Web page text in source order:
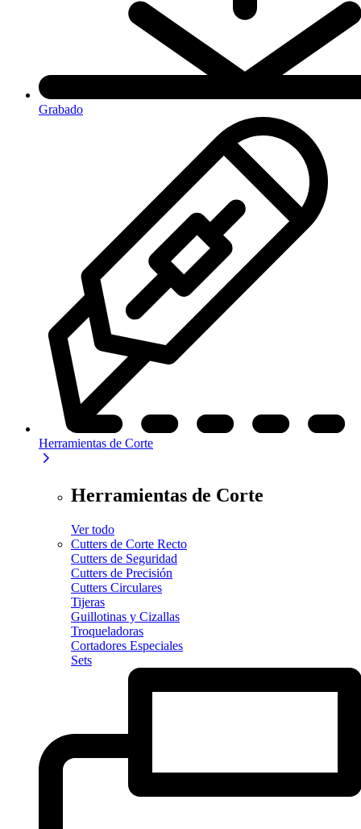
Grabado
Herramientas de Corte
Herramientas de Corte
Ver todo
Cutters de Corte Recto
Cutters de Seguridad
Cutters de Precisión
Cutters Circulares
Tijeras
Guillotinas y Cizallas
Troqueladoras
Cortadores Especiales
Sets